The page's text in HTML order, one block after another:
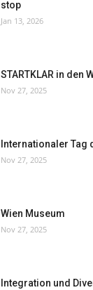
stop
Jan 13, 2026
STARTKLAR in den
Nov 27, 2025
Internationaler
Nov 27, 2025
Wien Museum
Nov 27, 2025
Integration und